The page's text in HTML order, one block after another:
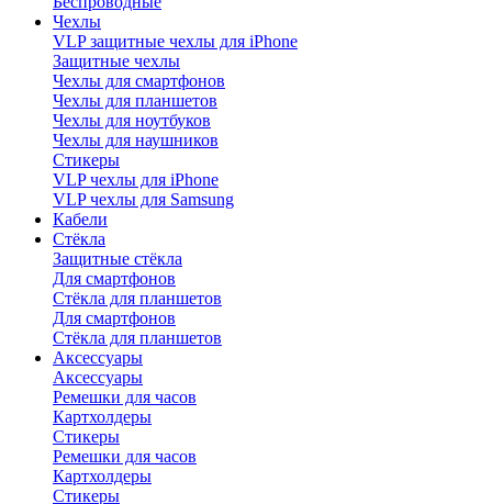
Чехлы
VLP защитные чехлы для iPhone
Защитные чехлы
Чехлы для смартфонов
Чехлы для планшетов
Чехлы для ноутбуков
Чехлы для наушников
Стикеры
VLP чехлы для iPhone
VLP чехлы для Samsung
Кабели
Стёкла
Защитные стёкла
Для смартфонов
Стёкла для планшетов
Для смартфонов
Стёкла для планшетов
Аксессуары
Аксессуары
Ремешки для часов
Картхолдеры
Стикеры
Ремешки для часов
Картхолдеры
Стикеры